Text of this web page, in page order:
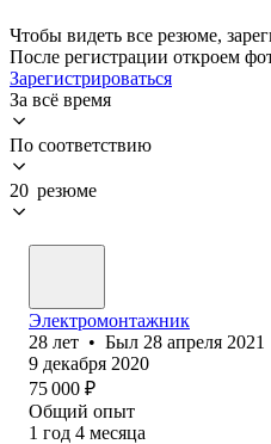
Чтобы видеть все резюме,
После регистрации откроем
Зарегистрироваться
За всё время
По соответствию
20 резюме
Электромонтажник
28 лет • Был 28 апреля 2021
9 декабря 2020
75 000 ₽
Общий опыт
1 год 4 месяца